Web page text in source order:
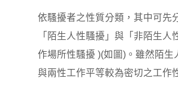
依騷擾者之性質分類，其中可先
「陌生人性騷擾」與「非陌生人
作場所性騷擾 )(如圖)。雖然陌生
與兩性工作平等較為密切之工作